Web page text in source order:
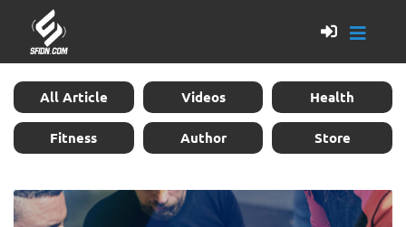
All Article Videos Health
Fitness Author Store